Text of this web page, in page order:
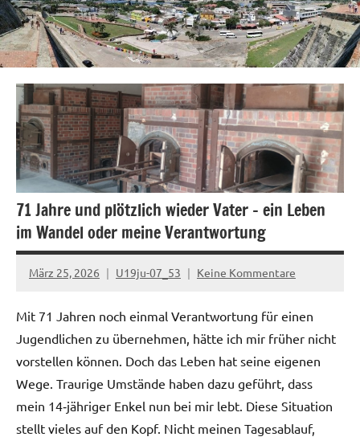
71 Jahre und plötzlich wieder Vater – ein Leben
im Wandel oder meine Verantwortung
März 25, 2026 U19ju-07_53 Keine Kommentare
Mit 71 Jahren noch einmal Verantwortung für einen
Jugendlichen zu übernehmen, hätte ich mir früher nicht
vorstellen können. Doch das Leben hat seine eigenen
Wege. Traurige Umstände haben dazu geführt, dass
mein 14‑jähriger Enkel nun bei mir lebt. Diese Situation
stellt vieles auf den Kopf. Nicht meinen Tagesablauf,